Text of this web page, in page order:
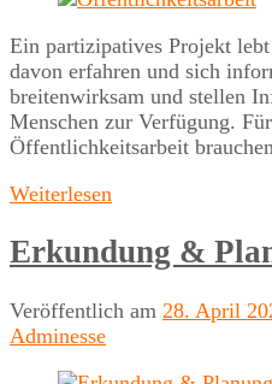
Ein partizipatives Projekt
davon erfahren und sich
breitenwirksam und stellen
Menschen zur Verfügung.
Öffentlichkeitsarbeit
Weiterlesen
Erkundung &
Veröffentlich am 28. April
Adminesse